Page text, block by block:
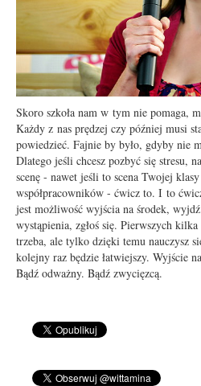
Skoro szkoła nam w tym nie pomaga,
Każdy z nas prędzej czy później musi
powiedzieć. Fajnie by było, gdyby nie
Dlatego jeśli chcesz pozbyć się stresu,
scenę - nawet jeśli to scena Twojej klasy
współpracowników - ćwicz to. I to
jest możliwość wyjścia na środek,
wystąpienia, zgłoś się. Pierwszych
trzeba, ale tylko dzięki temu nauczysz
kolejny raz będzie łatwiejszy. Wyjście
Bądź odważny. Bądź zwycięzcą.